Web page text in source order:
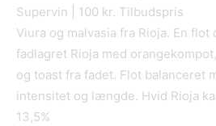
Supervin | 100 kr. Tilbudspris
Viura og malvasia fra Rioja. En
fadlagret Rioja med
og toast fra fadet. Flot balanceret
intensitet og længde. Hvid Rioja
13,5%